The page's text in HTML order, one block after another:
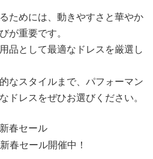
ためには、動きやすさと華やか
が重要です。
品として最適なドレスを厳選し
なスタイルまで、パフォーマン
ドレスをぜひお選びください。
春セール開催中！